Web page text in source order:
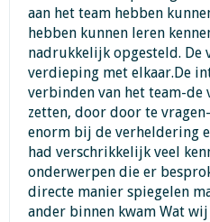
aan het team hebben
hebben kunnen leren
nadrukkelijk opgesteld.
verdieping met elkaar.De
verbinden van het team-de
zetten, door door te
enorm bij de verheldering
had verschrikkelijk veel
onderwerpen die er
directe manier spiegelen
ander binnen kwam Wat